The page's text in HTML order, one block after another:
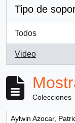
Tipo de
Todos
Video
, 1 resultados
Colecciones
Remove filter:
Aylwin Azocar,